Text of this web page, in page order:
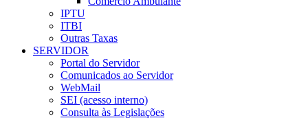
IPTU
ITBI
Outras Taxas
SERVIDOR
Portal do Servidor
Comunicados ao Servidor
WebMail
SEI (acesso interno)
Consulta às Legislações